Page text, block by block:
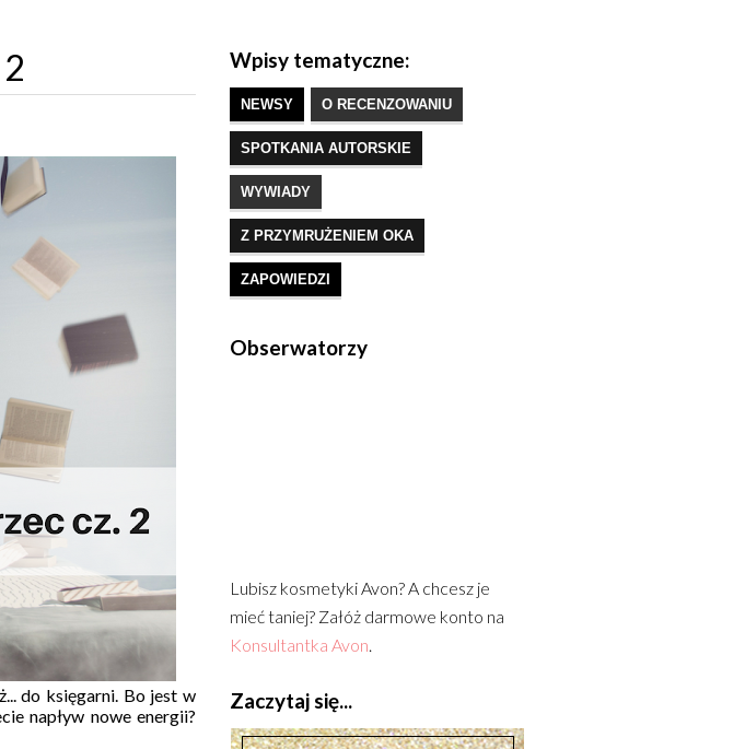
do księgarni. Bo jest w
napływ nowe energii?
Wpisy tematyczne:
NEWSY O RECENZOWANIU
SPOTKANIA AUTORSKIE
WYWIADY
Z PRZYMRUŻENIEM OKA
ZAPOWIEDZI
Obserwatorzy
Lubisz kosmetyki Avon? A chcesz je
mieć taniej? Załóż darmowe konto na
Konsultantka Avon.
Zaczytaj się...